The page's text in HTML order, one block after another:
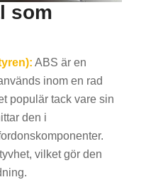
som
ABS är en
inom en rad
populär tack vare sin
den i
vilket gör den